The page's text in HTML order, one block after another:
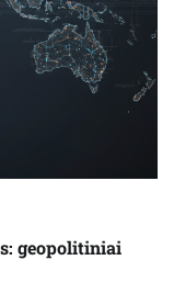
geopolitiniai